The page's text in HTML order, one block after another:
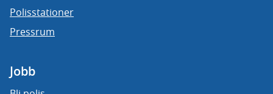
Polisstationer
Pressrum
Jobb